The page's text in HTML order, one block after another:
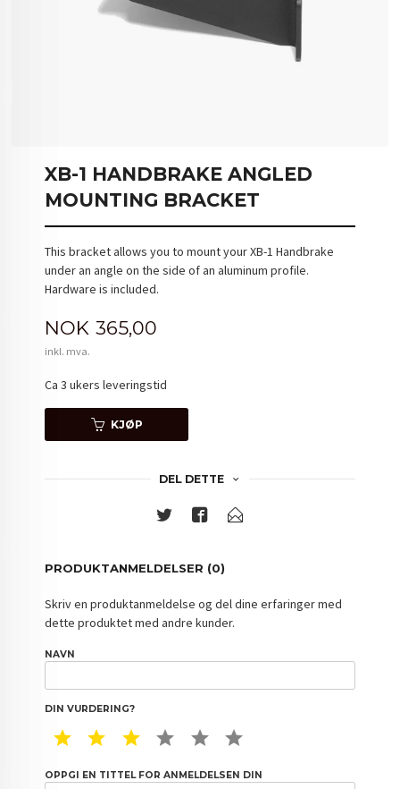
XB-1 HANDBRAKE ANGLED
MOUNTING BRACKET
This bracket allows you to mount your XB-1 Handbrake
under an angle on the side of an aluminum profile.
Hardware is included.
Pris
NOK 365,00
inkl. mva.
Ca 3 ukers leveringstid
KJØP
DEL DETTE
PRODUKTANMELDELSER (0)
Skriv en produktanmeldelse og del dine erfaringer med
dette produktet med andre kunder.
NAVN
DIN VURDERING?
1 STAR2 STAR3 STAR4 STAR5 STAR
OPPGI EN TITTEL FOR ANMELDELSEN DIN